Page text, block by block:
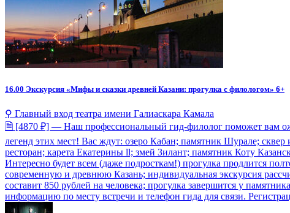
16.00 Экскурсия «Мифы и сказки древней Казани: прогулка с филологом» 6+
⚲ Главный вход театра имени Галиаскара Камала
🗎 [4870 ₽] — Наш профессиональный гид-филолог поможет вам
легенд этих мест! Вас ждут: озеро Кабан; памятник Шурале;
ресторан; карета Екатерины ll; змей Зилант; памятник Коту
Интересно будет всем (даже подросткам!) прогулка продлится
современную и древнюю Казань; индивидуальная экскурсия
составит 850 рублей на человека; прогулка завершится у
информацию по месту встречи и телефон гида для связи.